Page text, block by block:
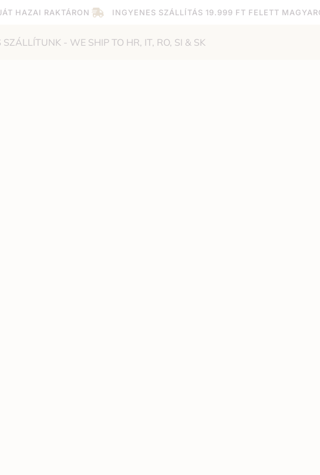
HAZAI RAKTÁRON INGYENES SZÁLLÍTÁS 19.999 FT FELETT
SZÁLLÍTUNK - WE SHIP TO HR, IT, RO, SI & SK